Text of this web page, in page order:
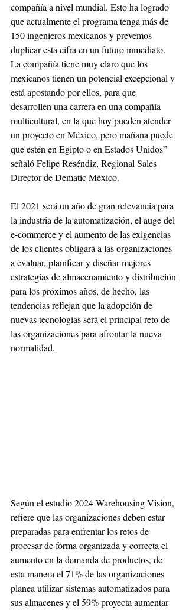
compañía a nivel mundial. Esto ha logrado
que actualmente el programa tenga más de
150 ingenieros mexicanos y prevemos
duplicar esta cifra en un futuro inmediato.
La compañía tiene muy claro que los
mexicanos tienen un potencial excepcional y
está apostando por ellos, para que
desarrollen una carrera en una compañía
multicultural, en la que hoy pueden atender
un proyecto en México, pero mañana puede
que estén en Egipto o en Estados Unidos”
señaló Felipe Reséndiz, Regional Sales
Director de Dematic México.
El 2021 será un año de gran relevancia para
la industria de la automatización, el auge del
e-commerce y el aumento de las exigencias
de los clientes obligará a las organizaciones
a evaluar, planificar y diseñar mejores
estrategias de almacenamiento y distribución
para los próximos años, de hecho, las
tendencias reflejan que la adopción de
nuevas tecnologías será el principal reto de
las organizaciones para afrontar la nueva
normalidad.
Según el estudio 2024 Warehousing Vision,
refiere que las organizaciones deben estar
preparadas para enfrentar los retos de
procesar de forma organizada y correcta el
aumento en la demanda de productos, de
esta manera el 71% de las organizaciones
planea utilizar sistemas automatizados para
sus almacenes y el 59% proyecta aumentar